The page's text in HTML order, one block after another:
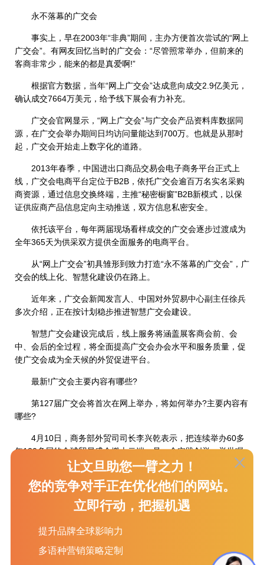
永不落幕的广交会
事实上，早在2003年“非典”期间，主办方便首次尝试的“网上
广交会”。有网友回忆当时的广交会：“尽管照常举办，但前来的
客商非常少，能来的都是真爱啊!”
根据官方数据，当年“网上广交会”达成意向成交2.9亿美元，
确认成交7664万美元，给予线下展会有力补充。
广交会官网显示，“网上广交会”与广交会产品资料库数据同
源，在广交会举办期间日均访问量能达到700万。也就是从那时
起，广交会开始走上数字化的道路。
2013年春季，中国进出口商品交易会电子商务平台正式上
线，广交会电商平台定位于B2B，依托广交会逾百万名实名采购
商资源，通过信息交换终端，主推“秘密橱窗”B2B新模式，以保
证供应商产品信息定向主动推送，双方信息私密安全。
依托该平台，每年两届现场看样成交的广交会逐步过渡成为
全年365天为供采双方提供全面服务的电商平台。
从“网上广交会”初具雏形到致力打造“永不落幕的广交会”，广
交会的线上化、智慧化建设仍在路上。
近年来，广交会新闻发言人、中国对外贸易中心副主任徐兵
多次介绍，正在按计划稳步推进智慧广交会建设。
智慧广交会建设完成后，线上服务将涵盖展客商会前、会
中、会后的全过程，将全面提高广交会办会水平和服务质量，促
使广交会成为全天候的外贸促进平台。
最新!广交会主要内容有哪些?
第127届广交会将首次在网上举办，将如何举办?主要内容有
哪些?
4月10日，商务部外贸司司长李兴乾表示，把连续举办60多
年120多届的全球贸易盛会搬上云端，是一个实践创举。举世瞩
目的广交会从实体展馆迁移到网上，不是简单的复制，而是一个
全新的结构设计和流程再造。在内容上，大家将会看到，6月中
下旬在网上举办的广交会将会呈现三大互动板块，使展示对接、
洽谈、交易融为一体。
近日，在江西省赣州市南康区跨境电商产业园，销售员工正
通过手机直播的形式推销家具。新华社记者 胡晨欢摄
一是建立线上展示对接平台。我们将推动2.5万家广交会参展
让文旦助您一臂之力！
您的竞争对手正在优化他们的网站。
立即行动，把握机遇
提升品牌全球影响力
多语种营销策略定制